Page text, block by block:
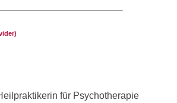
für Psychotherapie